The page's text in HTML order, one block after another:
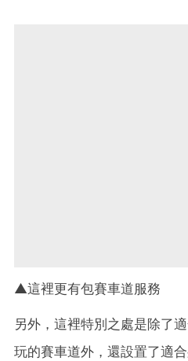
▲這裡更有包賽車道服務
另外，這裡特別之處是除了
玩的賽車道外，還設置了適